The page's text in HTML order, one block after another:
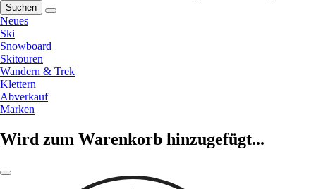
Suchen
Neues
Ski
Snowboard
Skitouren
Wandern & Trek
Klettern
Abverkauf
Marken
Wird zum Warenkorb hinzugefügt...